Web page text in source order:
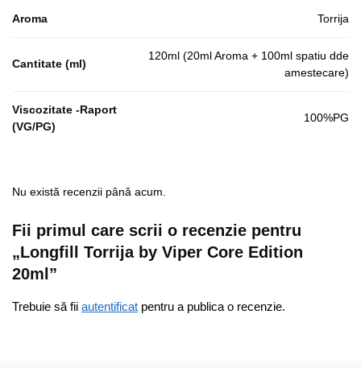
Aroma Torrija
Cantitate (ml)
120ml (20ml Aroma + 100ml spatiu dde
amestecare)
Viscozitate -Raport
(VG/PG)
100%PG
Nu există recenzii până acum.
Fii primul care scrii o recenzie pentru
„Longfill Torrija by Viper Core Edition
20ml”
Trebuie să fii autentificat pentru a publica o recenzie.